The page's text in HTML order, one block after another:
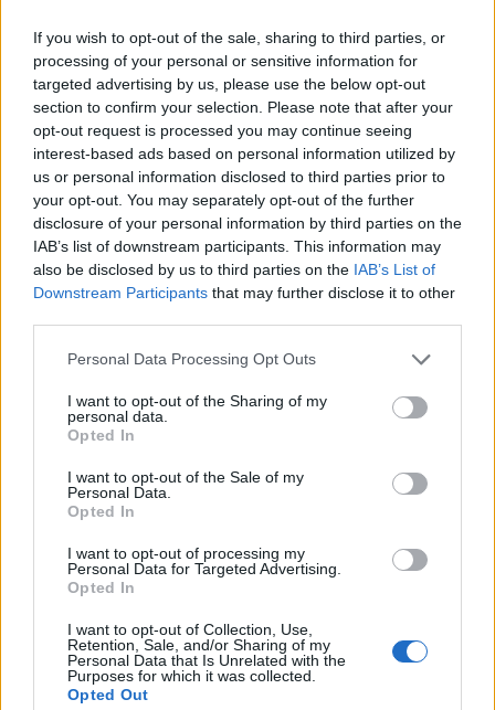
If you wish to opt-out of the sale, sharing to third parties, or
processing of your personal or sensitive information for
targeted advertising by us, please use the below opt-out
section to confirm your selection. Please note that after your
opt-out request is processed you may continue seeing
interest-based ads based on personal information utilized by
us or personal information disclosed to third parties prior to
your opt-out. You may separately opt-out of the further
disclosure of your personal information by third parties on the
IAB’s list of downstream participants. This information may
also be disclosed by us to third parties on the IAB’s List of
Downstream Participants that may further disclose it to other
Please note that this website/app uses one or more Google
not limited to your visit or usage behaviour. You may click to
grant or deny consent to Google and its third-party tags to
use your data for below specified purposes in below Google
consent section.
Personal Data Processing Opt Outs
I want to opt-out of the Sharing of my
personal data.
Opted In
I want to opt-out of the Sale of my
Personal Data.
Opted In
I want to opt-out of processing my
Personal Data for Targeted Advertising.
Opted In
I want to opt-out of Collection, Use,
Retention, Sale, and/or Sharing of my
Personal Data that Is Unrelated with the
Purposes for which it was collected.
Opted Out
gyarlóságok enciklopédiáját rajzolták meg, a
szocialista embertípus kimunkálása ürügyén. Az
előadásnak négy Gusztávja van. A színészek katonai
gázálarcot formázó Gusztáv-maszkot öltenek.
Alakzatban dolgoznak a futószalag mellett, és épp
olyan következménytudat nélküli, tucatsorsú lények,
mint a magyar rajzfilm kishőse: a Gusztávok
közveszélyes túlélők.
Gusztáv a hibás mindenért
Az újvidékiAnna Karenina(Béres Márta
vattába rejtve viseli szíve vágyait: a mindenki